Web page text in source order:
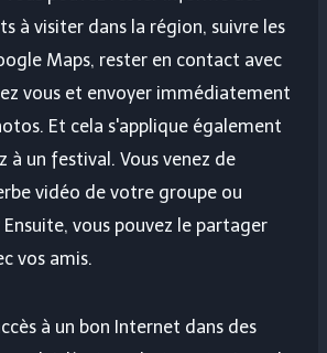
à visiter dans la région, suivre les
Maps, rester en contact avec
vous et envoyer immédiatement
Et cela s'applique également
à un festival. Vous venez de
vidéo de votre groupe ou
vous pouvez le partager
vos amis.
à un bon Internet dans des